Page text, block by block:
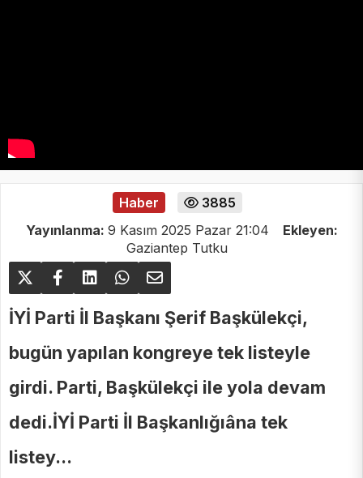
Haber
3885
Yayınlanma: 9 Kasım 2025 Pazar 21:04
Ekleyen:
Gaziantep Tutku
İYİ Parti İl Başkanı Şerif Başkülekçi,
bugün yapılan kongreye tek listeyle
girdi. Parti, Başkülekçi ile yola devam
dedi.İYİ Parti İl Başkanlığıâna tek
listey...